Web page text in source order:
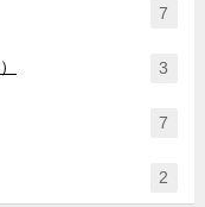
7
3
7
2